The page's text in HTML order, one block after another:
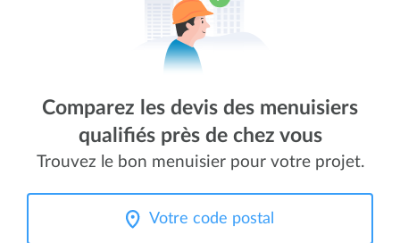
Comparez les devis des menuisiers
qualifiés près de chez vous
Trouvez le bon menuisier pour votre projet.